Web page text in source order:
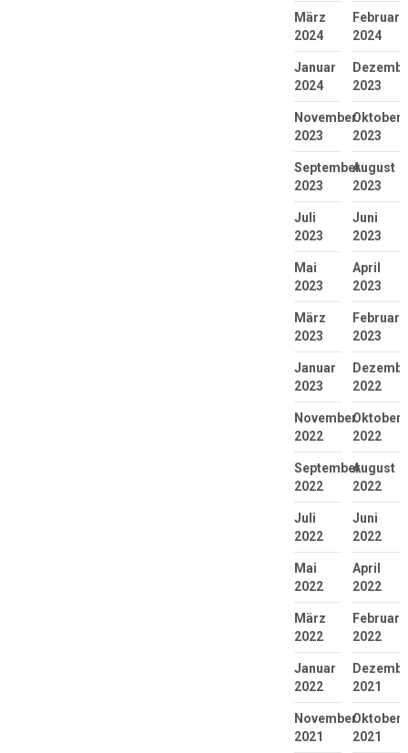
März
2024
Februar
2024
Januar
2024
2023
November
2023
Oktober
2023
September
2023
August
2023
Juli
2023
Juni
2023
Mai
2023
April
2023
März
2023
Februar
2023
Januar
2023
2022
November
2022
Oktober
2022
September
2022
August
2022
Juli
2022
Juni
2022
Mai
2022
April
2022
März
2022
Februar
2022
Januar
2022
2021
November
2021
Oktober
2021